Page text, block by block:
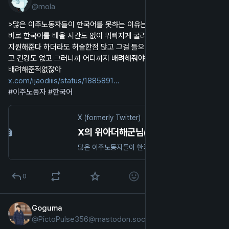
@mola
>많은 이주노동자들이 한국어를 못하는 이유는요
바로 한국어를 배울 시간도 없이 뭐빠지게 굴려지기 때문입니다~ 교육
지원해준다 하더라도 허술한점 많고 그걸 들으러갈 시간도 없고 돈도 없
고 건강도 없고 그러니까 어디까지 배려해줘야하냐고 하지 맙시다
배려해준적없잖아
x.com/ijaodiiis/status/1885891
#이주노동자 #한국어
X (formerly Twitter)
X의 위아더해군님(@ijaodiiis)
0
Goguma
@